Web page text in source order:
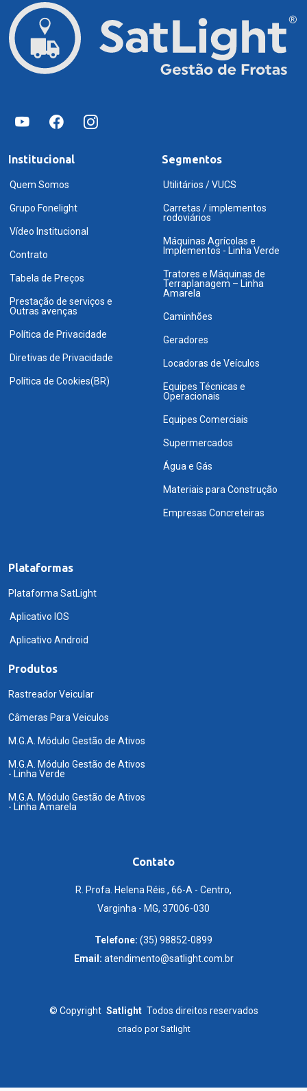
Institucional
Quem Somos
Grupo Fonelight
Vídeo Institucional
Contrato
Tabela de Preços
Prestação de serviços e
Outras avenças
Política de Privacidade
Diretivas de Privacidade
Política de Cookies(BR)
Segmentos
Utilitários / VUCS
Carretas / implementos
rodoviários
Máquinas Agrícolas e
Implementos - Linha Verde
Tratores e Máquinas de
Terraplanagem – Linha
Amarela
Caminhões
Geradores
Locadoras de Veículos
Equipes Técnicas e
Operacionais
Equipes Comerciais
Supermercados
Água e Gás
Materiais para Construção
Empresas Concreteiras
Plataformas
Plataforma SatLight
Aplicativo IOS
Aplicativo Android
Produtos
Rastreador Veicular
Câmeras Para Veiculos
M.G.A. Módulo Gestão de Ativos
M.G.A. Módulo Gestão de Ativos
- Linha Verde
M.G.A. Módulo Gestão de Ativos
- Linha Amarela
Contato
R. Profa. Helena Réis , 66-A - Centro,
Varginha - MG, 37006-030
Telefone: (35) 98852-0899
Email: atendimento@satlight.com.br
© Copyright Satlight Todos direitos reservados
criado porSatlight